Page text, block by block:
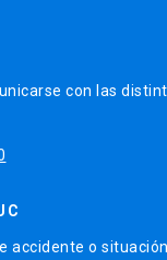
con las
accidente o